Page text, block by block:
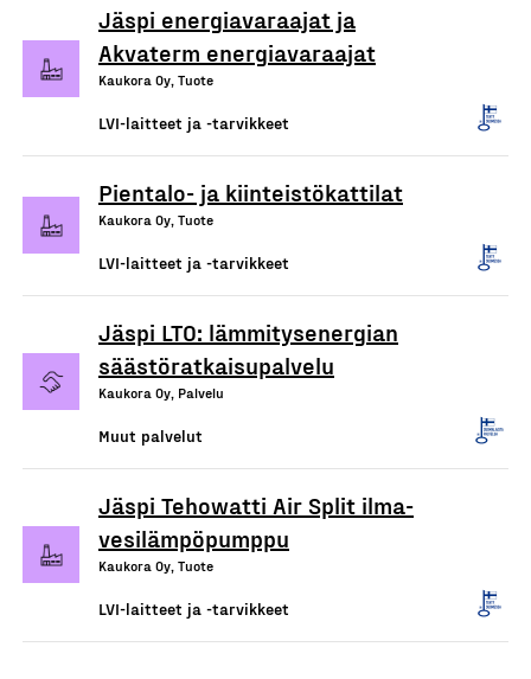
Jäspi energiavaraajat ja
Akvaterm energiavaraajat
Kaukora Oy, Tuote
LVI-laitteet ja -tarvikkeet
Pientalo- ja kiinteistökattilat
Kaukora Oy, Tuote
LVI-laitteet ja -tarvikkeet
Jäspi LTO: lämmitysenergian
säästöratkaisupalvelu
Kaukora Oy, Palvelu
Muut palvelut
Jäspi Tehowatti Air Split ilma-
vesilämpöpumppu
Kaukora Oy, Tuote
LVI-laitteet ja -tarvikkeet